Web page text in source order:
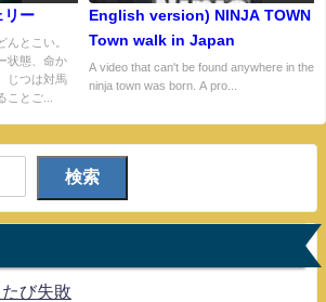
リー
んとこい。
状態、命か
じつは対馬
とご...
English version) NINJA TOWN
Town walk in Japan
A video that can't be found anywhere in the
ninja town was born. A pro...
検索
たび失敗